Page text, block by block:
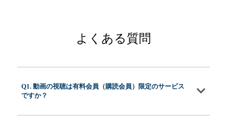
よくある質問
Q1. 動画の視聴は有料会員（購読会員）限定のサービス
ですか？